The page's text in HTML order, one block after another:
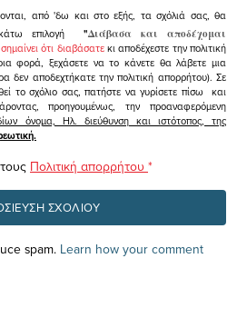
από 'δω και στο εξής, τα σχόλιά σας, θα
επιλογή
"Διάβασα και αποδέχομαι
ότι διαβάσατεκι αποδέχεστε την πολιτική
φορά, ξεχάσετε να το κάνετε θα λάβετε μια
δεν αποδεχτήκατε την πολιτική απορρήτου). Σε
το σχόλιο σας, πατήστε να γυρίσετε πίσω και
προηγουμένως, την προαναφερόμενη
όνομα, Ηλ. διεύθυνση και ιστότοπος, της
Πολιτική απορρήτου *
spam. Learn how your comment